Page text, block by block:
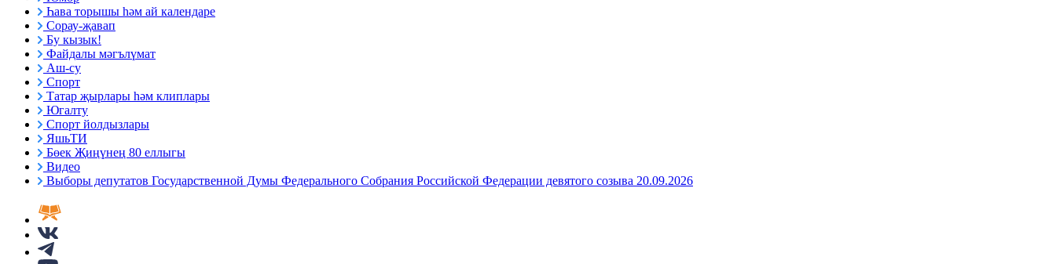
Һава торышы һәм ай календаре
Сорау-җавап
Бу кызык!
Файдалы мәгълүмат
Аш-су
Спорт
Татар җырлары һәм клиплары
Югалту
Спорт йолдызлары
ЯшьТИ
Бөек Җиңүнең 80 еллыгы
Видео
Выборы депутатов Государственной Думы Федерального Собрания Российской Федерации девятого созыва 20.09.2026